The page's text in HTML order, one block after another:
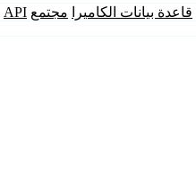
قاعدة بيانات الكاميرا مجتمع API